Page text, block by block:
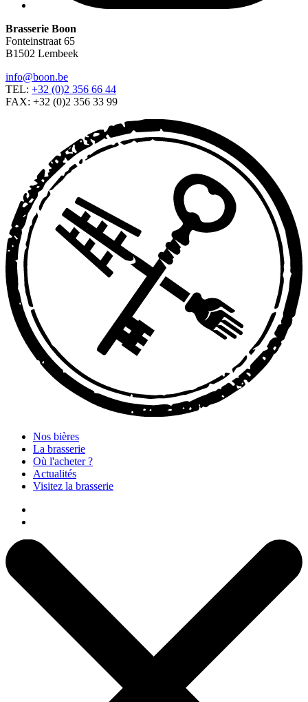
Brasserie Boon
Fonteinstraat 65
B1502 Lembeek
info@boon.be
TEL: +32 (0)2 356 66 44
FAX: +32 (0)2 356 33 99
Nos bières
La brasserie
Où l'acheter ?
Actualités
Visitez la brasserie